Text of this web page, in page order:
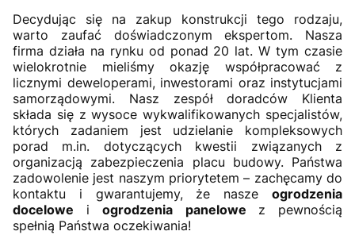
Decydując się na zakup konstrukcji tego rodzaju,
warto zaufać doświadczonym ekspertom. Nasza
firma działa na rynku od ponad 20 lat. W tym czasie
wielokrotnie mieliśmy okazję współpracować z
licznymi deweloperami, inwestorami oraz instytucjami
samorządowymi. Nasz zespół doradców Klienta
składa się z wysoce wykwalifikowanych specjalistów,
których zadaniem jest udzielanie kompleksowych
porad m.in. dotyczących kwestii związanych z
organizacją zabezpieczenia placu budowy. Państwa
zadowolenie jest naszym priorytetem – zachęcamy do
kontaktu i gwarantujemy, że nasze ogrodzenia
docelowe iogrodzenia panelowe z pewnością
spełnią Państwa oczekiwania!